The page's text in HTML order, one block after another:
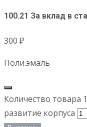
100.21 За вклад в
300 ₽
Поли.эмаль
Количество товара
развитие корпуса